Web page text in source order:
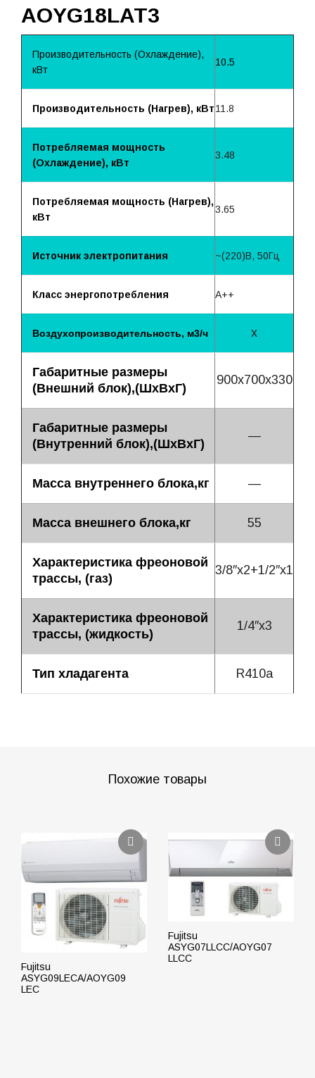
AOYG18LAT3
Производительность (Охлаждение),
кВт
10.5
Производительность (Нагрев), кВт11.8
Потребляемая мощность
(Охлаждение), кВт
3.48
Потребляемая мощность (Нагрев),
кВт
3.65
Источник электропитания ~(220)B, 50Гц
Класс энергопотребления A++
Воздухопроизводительность, м3/ч x
Габаритные размеры
(Внешний блок),(ШхВхГ)
900х700х330
Габаритные размеры
(Внутренний блок),(ШхВхГ)
—
Масса внутреннего блока,кг —
Масса внешнего блока,кг 55
Характеристика фреоновой
трассы, (газ)
3/8″х2+1/2″х1
Характеристика фреоновой
трассы, (жидкость)
1/4″х3
Тип хладагента R410a
Похожие товары
Fujitsu
ASYG09LECA/AOYG09
LEC
Fujitsu
ASYG07LLCC/AOYG07
LLCC